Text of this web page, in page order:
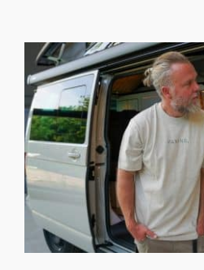
mehrere
Varianten
auf.
Die
Optionen
können
auf
der
Produktseite